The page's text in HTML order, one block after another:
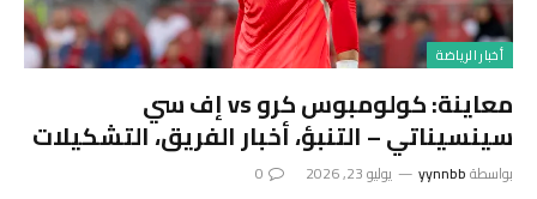
أخبار الرياضة
معاينة: كولومبوس كرو vs إف سي
سينسيناتي – التنبؤ، أخبار الفريق، التشكيلات
بواسطةyynnbb يوليو 23, 2026 0